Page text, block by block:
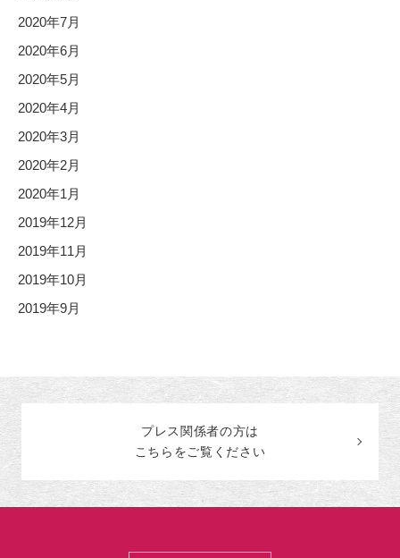
2020年7月
2020年6月
2020年5月
2020年4月
2020年3月
2020年2月
2020年1月
2019年12月
2019年11月
2019年10月
2019年9月
プレス関係者の方は
こちらをご覧ください